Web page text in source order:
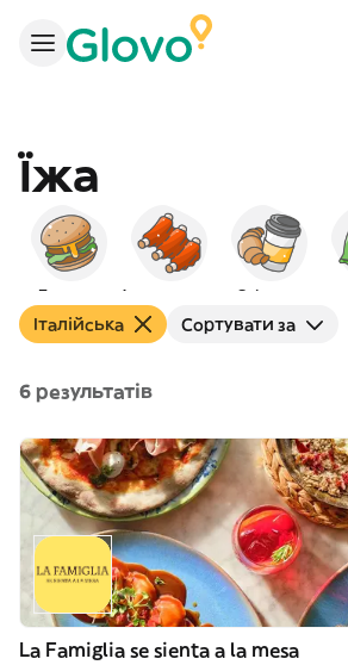
Їжа
Бургери Сніданок
Італійська Сортувати за
6 результатів
La Famiglia se sienta a la mesa